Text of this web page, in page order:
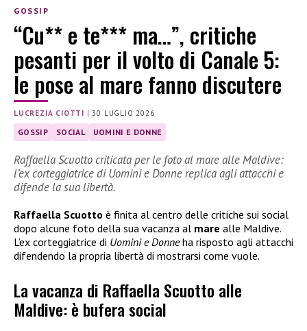
GOSSIP
“Cu** e te*** ma…”, critiche
pesanti per il volto di Canale 5:
le pose al mare fanno discutere
LUCREZIA CIOTTI |30 LUGLIO 2026
GOSSIP SOCIAL UOMINI E DONNE
Raffaella Scuotto criticata per le foto al mare alle Maldive:
l’ex corteggiatrice di Uomini e Donne replica agli attacchi e
difende la sua libertà.
Raffaella Scuotto è finita al centro delle critiche sui social
dopo alcune foto della sua vacanza al mare alle Maldive.
L’ex corteggiatrice di Uomini e Donneha risposto agli attacchi
difendendo la propria libertà di mostrarsi come vuole.
La vacanza di Raffaella Scuotto alle
Maldive: è bufera social